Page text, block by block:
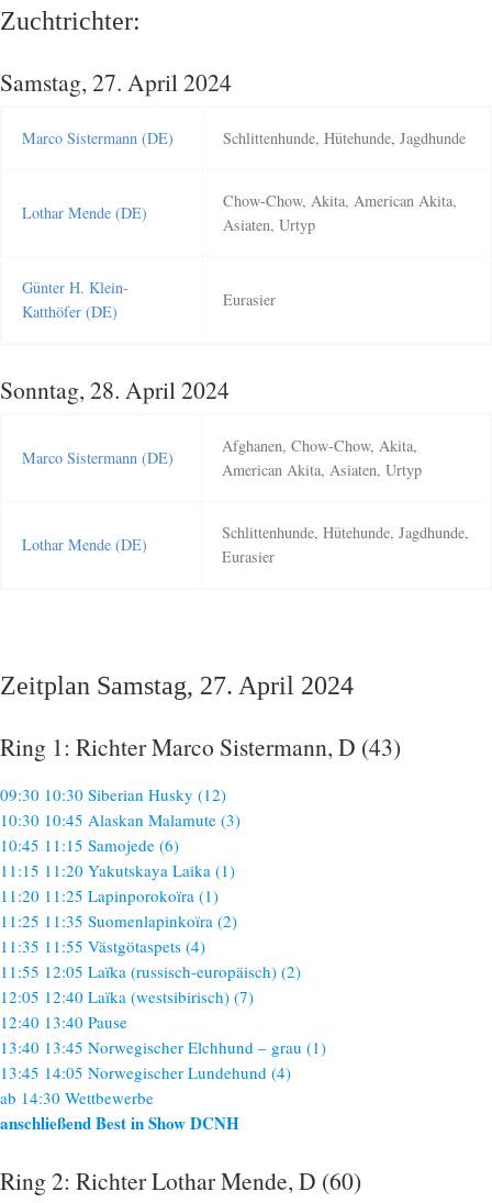
Zuchtrichter:
Samstag, 27. April 2024
Marco Sistermann (DE) Schlittenhunde, Hütehunde, Jagdhunde
Lothar Mende (DE)
Chow-Chow, Akita, American Akita,
Asiaten, Urtyp
Günter H. Klein-
Katthöfer (DE)
Eurasier
Sonntag, 28. April 2024
Marco Sistermann (DE)
Afghanen, Chow-Chow, Akita,
American Akita, Asiaten, Urtyp
Lothar Mende (DE)
Schlittenhunde, Hütehunde, Jagdhunde,
Eurasier
Zeitplan Samstag, 27. April 2024
Ring 1: Richter Marco Sistermann, D (43)
09:30 10:30 Siberian Husky (12)
10:30 10:45 Alaskan Malamute (3)
10:45 11:15 Samojede (6)
11:15 11:20 Yakutskaya Laika (1)
11:20 11:25 Lapinporokoïra (1)
11:25 11:35 Suomenlapinkoïra (2)
11:35 11:55 Västgötaspets (4)
11:55 12:05 Laïka (russisch-europäisch) (2)
12:05 12:40 Laïka (westsibirisch) (7)
12:40 13:40 Pause
13:40 13:45 Norwegischer Elchhund – grau (1)
13:45 14:05 Norwegischer Lundehund (4)
ab 14:30 Wettbewerbe
anschließend Best in Show DCNH
Ring 2: Richter Lothar Mende, D (60)